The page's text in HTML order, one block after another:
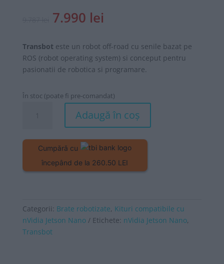
Prețul
inițial
a
fost:
9.787 lei.
7.990 lei
este:
7.990 lei.
Transbot este un robot off-road cu senile bazat pe
ROS (robot operating system) si conceput pentru
pasionatii de robotica si programare.
În stoc (poate fi pre-comandat)
Nvidia
Jetson
NANO
camera
HD
si
Adaugă în coș
Cumpără cu
începând de la 260.50 LEI
Categorii: Brate robotizate, Kituri compatibile cu
nVidia Jetson Nano
Etichete: nVidia Jetson Nano,
Transbot